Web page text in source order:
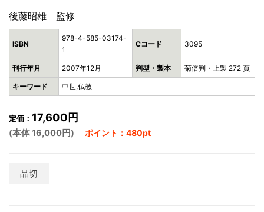
後藤昭雄 監修
ISBN
978-4-585-03174-
1
Cコード 3095
刊行年月 2007年12月 判型・製本 菊倍判・上製 272 頁
キーワード 中世,仏教
定価： 17,600円
(本体 16,000円) ポイント：480pt
品切